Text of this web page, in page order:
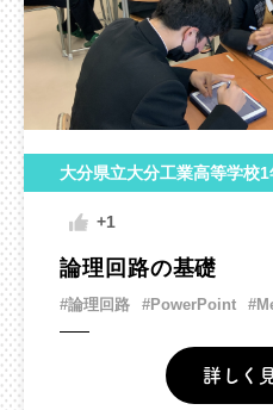
大分県立大分工業高等学校1
+1
論理回路の基礎
#論理回路 #PowerPoint
詳しく